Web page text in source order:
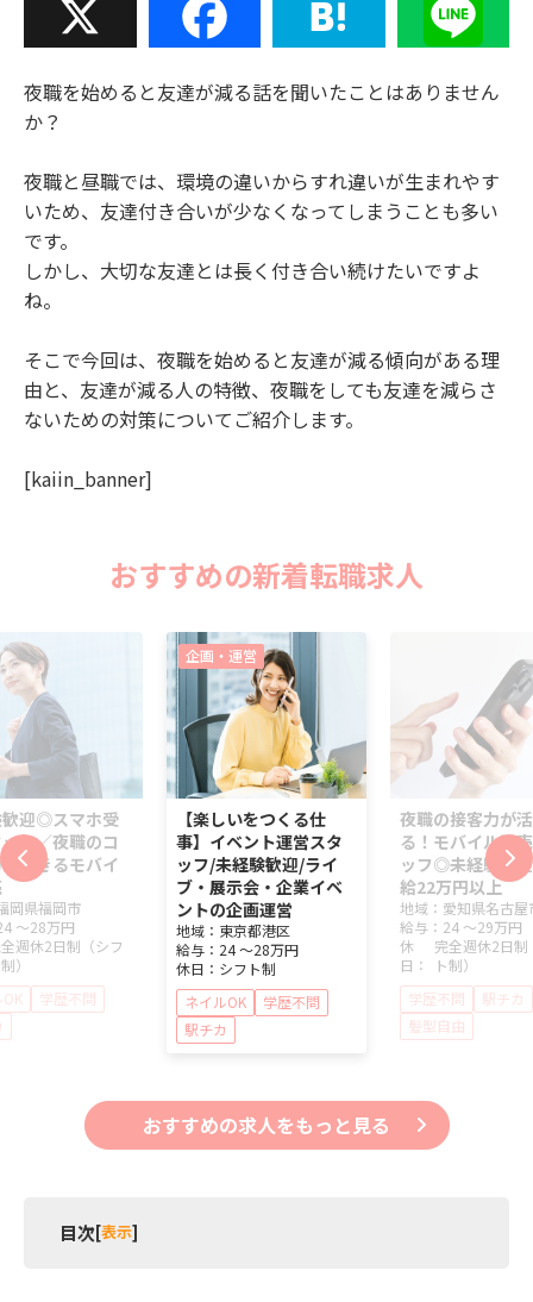
Facebook Hatena Line
夜職を始めると友達が減る話を聞いたことはありません
か？
夜職と昼職では、環境の違いからすれ違いが生まれやす
いため、友達付き合いが少なくなってしまうことも多い
です。
しかし、大切な友達とは長く付き合い続けたいですよ
ね。
そこで今回は、夜職を始めると友達が減る傾向がある理
由と、友達が減る人の特徴、夜職をしても友達を減らさ
ないための対策についてご紹介します。
[kaiin_banner]
おすすめの新着転職求人
迎◎スマホ受
フ／夜職のコ
活きるモバイ
岡県福岡市
～28万円
週休2日制（シフ
）
学歴不問
企画・運営
【楽しいをつくる仕
事】イベント運営スタ
ッフ/未経験歓迎/ライ
ブ・展示会・企業イベ
ントの企画運営
地域： 東京都港区
給与： 24 ～28万円
休日： シフト制
ネイルOK
学歴不問
駅チカ
夜職の接客力が
る！モバイル販
ッフ◎未経験歓
給22万円以上
地域： 愛知県名古屋
給与： 24 ～29万円
休
日：
完全週休2日制
ト制）
学歴不問
駅チカ
髪型自由
おすすめの求人をもっと見る
目次[表示]